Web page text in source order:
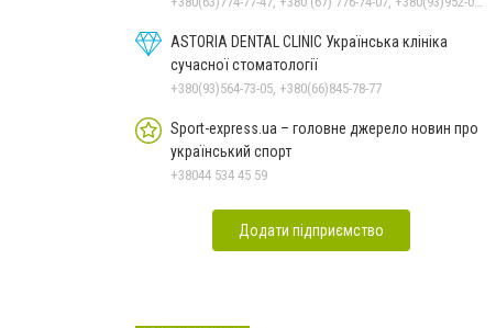
ASTORIA DENTAL CLINIC Українська клініка
сучасної стоматології
+380(93)564-73-05, +380(66)845-78-77
Sport-express.ua – головне джерело новин про
український спорт
+38044 534 45 59
Додати підприємство